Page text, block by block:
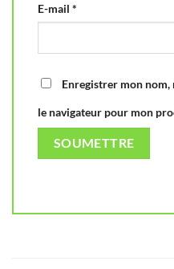
E-mail *
Enregistrer mon nom,
le navigateur pour mon